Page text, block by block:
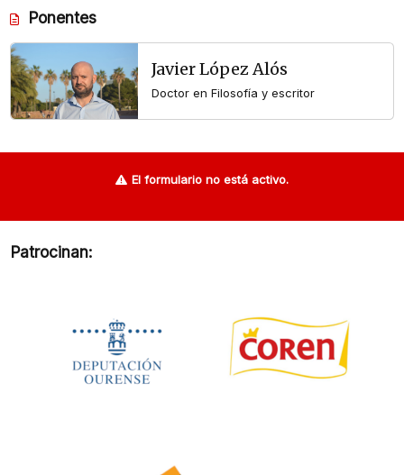
Ponentes
Javier López Alós
Doctor en Filosofía y escritor
El formulario no está activo.
Patrocinan: